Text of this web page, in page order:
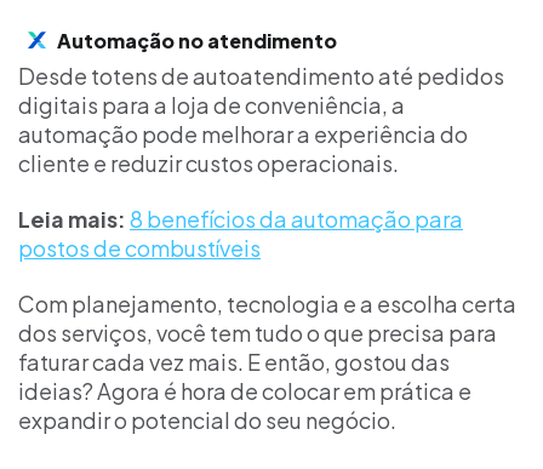
Automação no atendimento
Desde totens de autoatendimento até pedidos
digitais para a loja de conveniência, a
automação pode melhorar a experiência do
cliente e reduzir custos operacionais.
Leia mais: 8 benefícios da automação para
postos de combustíveis
Com planejamento, tecnologia e a escolha certa
dos serviços, você tem tudo o que precisa para
faturar cada vez mais. E então, gostou das
ideias? Agora é hora de colocar em prática e
expandir o potencial do seu negócio.